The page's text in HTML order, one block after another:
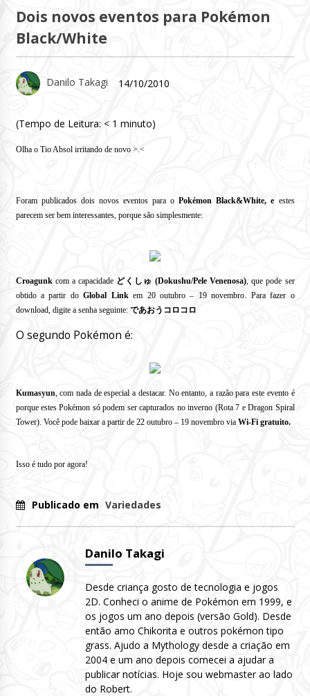
Dois novos eventos para Pokémon
Black/White
Danilo Takagi 14/10/2010
(Tempo de Leitura: < 1 minuto)
Olha o Tio Absol irritando de novo >.<
Foram publicados dois novos eventos para o Pokémon Black&White, e estes
parecem ser bem interessantes, porque são simplesmente:
Croagunkcom a capacidade どくしゅ (Dokushu/Pele Venenosa), que pode ser
obtido a partir doGlobal Link em 20 outubro – 19 novembro. Para fazer o
download, digite a senha seguinte: であおうコロコロ
O segundo Pokémon é:
Kumasyun, com nada de especial a destacar. No entanto, a razão para este evento é
porque estes Pokémon só podem ser capturados no inverno (Rota 7 e Dragon Spiral
Tower). Você pode baixar a partir de 22 outubro – 19 novembro via Wi-Fi gratuito.
Isso é tudo por agora!
Publicado em Variedades
Danilo Takagi
Desde criança gosto de tecnologia e jogos
2D. Conheci o anime de Pokémon em 1999, e
os jogos um ano depois (versão Gold). Desde
então amo Chikorita e outros pokémon tipo
grass. Ajudo a Mythology desde a criação em
2004 e um ano depois comecei a ajudar a
publicar notícias. Hoje sou webmaster ao lado
do Robert.